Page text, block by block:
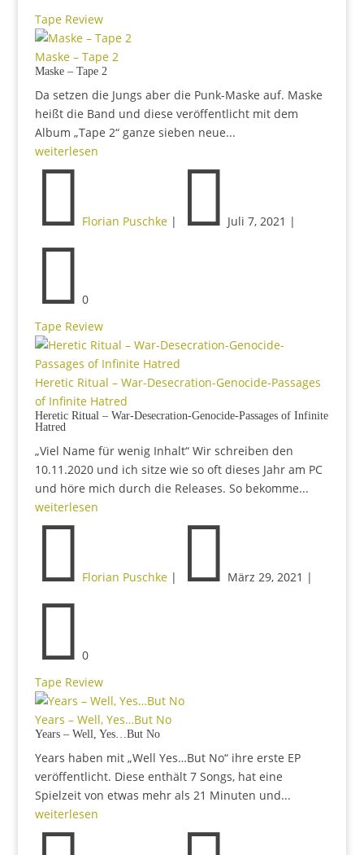
Tape Review
Maske – Tape 2
Maske – Tape 2
Da setzen die Jungs aber die Punk-Maske auf. Maske
heißt die Band und diese veröffentlicht mit dem
Album „Tape 2“ ganze sieben neue...
weiterlesen
 Florian Puschke|  Juli 7, 2021 |
 0
Tape Review
Heretic Ritual – War-Desecration-Genocide​-​Passages
of Infinite Hatred
Heretic Ritual – War-Desecration-Genocide​-​Passages of Infinite
Hatred
„Viel Name für wenig Inhalt“ Wir schreiben den
10.11.2020 und ich sitze wie so oft dieses Jahr am PC
und höre mich durch die Releases. So bekomme...
weiterlesen
 Florian Puschke|  März 29, 2021 |
 0
Tape Review
Years – Well, Yes…But No
Years – Well, Yes…But No
Years haben mit „Well Yes…But No“ ihre erste EP
veröffentlicht. Diese enthält 7 Songs, hat eine
Spielzeit von etwas mehr als 21 Minuten und...
weiterlesen